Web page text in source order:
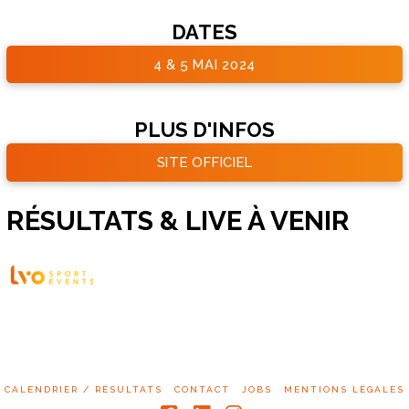
DATES
4 & 5 MAI 2024
PLUS D'INFOS
SITE OFFICIEL
RÉSULTATS & LIVE À VENIR
SS
CALENDRIER / RÉSULTATS CONTACT JOBS MENTIONS LÉGALES